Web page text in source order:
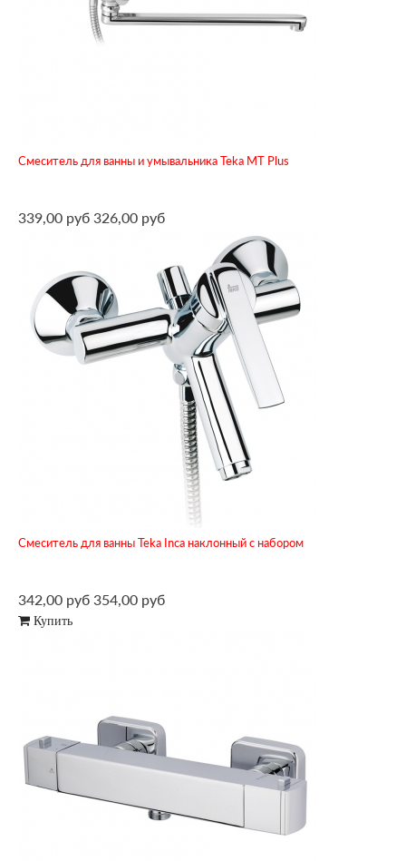
Смеситель для ванны и умывальника Teka MT Plus
339,00 руб 326,00 руб
Смеситель для ванны Teka Inca наклонный с набором
342,00 руб 354,00 руб
Купить